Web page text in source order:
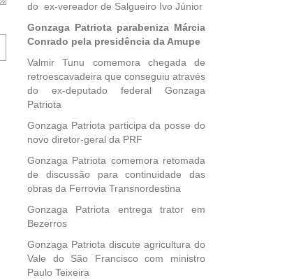
Notifique-
sobre
novos
comentários
mail.
do ex-vereador de Salgueiro Ivo Júnior
Gonzaga Patriota parabeniza Márcia
Conrado pela presidência da Amupe
Valmir Tunu comemora chegada de
retroescavadeira que conseguiu através
do ex-deputado federal Gonzaga
Patriota
Gonzaga Patriota participa da posse do
novo diretor-geral da PRF
Gonzaga Patriota comemora retomada
de discussão para continuidade das
obras da Ferrovia Transnordestina
Gonzaga Patriota entrega trator em
Bezerros
Gonzaga Patriota discute agricultura do
Vale do São Francisco com ministro
Paulo Teixeira